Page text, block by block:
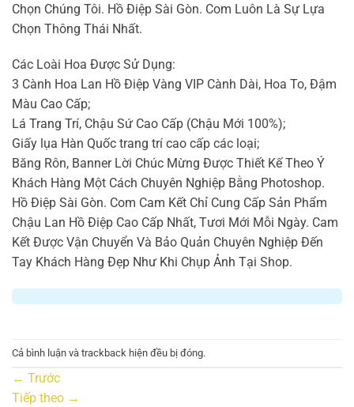
Chọn Chúng Tôi. Hồ Điệp Sài Gòn. Com Luôn Là Sự Lựa
Chọn Thông Thái Nhất.
Các Loài Hoa Được Sử Dụng:
3 Cành Hoa Lan Hồ Điệp Vàng VIP Cành Dài, Hoa To, Đậm
Màu Cao Cấp;
Lá Trang Trí, Chậu Sứ Cao Cấp (Chậu Mới 100%);
Giấy lụa Hàn Quốc trang trí cao cấp các loại;
Băng Rôn, Banner Lời Chúc Mừng Được Thiết Kế Theo Ý
Khách Hàng Một Cách Chuyên Nghiệp Bằng Photoshop.
Hồ Điệp Sài Gòn. Com Cam Kết Chỉ Cung Cấp Sản Phẩm
Chậu Lan Hồ Điệp Cao Cấp Nhất, Tươi Mới Mỗi Ngày. Cam
Kết Được Vận Chuyển Và Bảo Quản Chuyên Nghiệp Đến
Tay Khách Hàng Đẹp Như Khi Chụp Ảnh Tại Shop.
Cả bình luận và trackback hiện đều bị đóng.
← Trước
Tiếp theo →